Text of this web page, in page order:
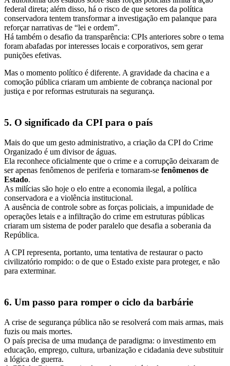
federal direta; além disso, há o risco de que setores da política
conservadora tentem transformar a investigação em palanque para
reforçar narrativas de “lei e ordem”.
Há também o desafio da transparência: CPIs anteriores sobre o tema
foram abafadas por interesses locais e corporativos, sem gerar
punições efetivas.
Mas o momento político é diferente. A gravidade da chacina e a
comoção pública criaram um ambiente de cobrança nacional por
justiça e por reformas estruturais na segurança.
5. O significado da CPI para o país
Mais do que um gesto administrativo, a criação da CPI do Crime
Organizado é um divisor de águas.
Ela reconhece oficialmente que o crime e a corrupção deixaram de
ser apenas fenômenos de periferia e tornaram-se fenômenos de
Estado.
As milícias são hoje o elo entre a economia ilegal, a política
conservadora e a violência institucional.
A ausência de controle sobre as forças policiais, a impunidade de
operações letais e a infiltração do crime em estruturas públicas
criaram um sistema de poder paralelo que desafia a soberania da
República.
A CPI representa, portanto, uma tentativa de restaurar o pacto
civilizatório rompido: o de que o Estado existe para proteger, e não
para exterminar.
6. Um passo para romper o ciclo da barbárie
A crise de segurança pública não se resolverá com mais armas, mais
fuzis ou mais mortes.
O país precisa de uma mudança de paradigma: o investimento em
educação, emprego, cultura, urbanização e cidadania deve substituir
a lógica de guerra.